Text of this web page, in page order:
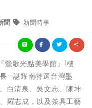
聞 新聞時事
歌光點美學館』1樓
—諶耀南特選台灣墨
白清泉、吳文志、陳坤
羅志成，以及茶具工藝